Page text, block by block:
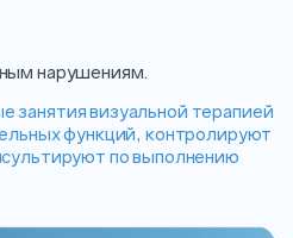
нарушениям.
занятия визуальной терапией
функций, контролируют
по выполнению